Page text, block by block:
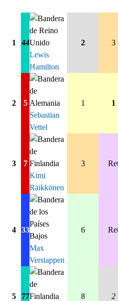
1
44
Lewis
Hamilton
2 3
2
5
Sebastian
Vettel
1 1
3
7
Kimi
Räikkönen
3
4 33
Max
Verstappen
6
5
77
8 2